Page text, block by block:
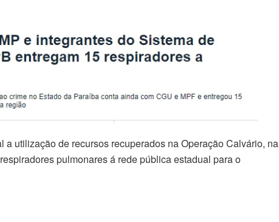
utilização de recursos recuperados na Operação Calvário, na
pulmonares á rede pública estadual para o